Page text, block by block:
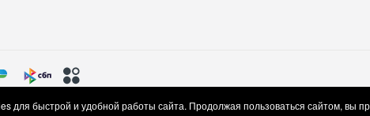
в отношении обработки персональных данных
для быстрой и удобной работы сайта. Продолжая пользоваться сайтом, вы